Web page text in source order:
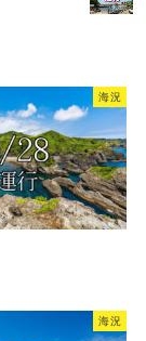
海況
海況